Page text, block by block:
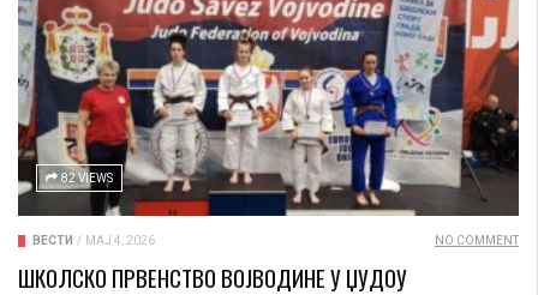
82 VIEWS
ВЕСТИ / МАЈ 4, 2026 NO COMMENT
ШКОЛСКО ПРВЕНСТВО ВОЈВОДИНЕ У ЏУДОУ